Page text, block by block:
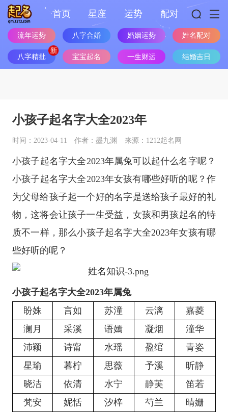
首页 星座 运势 配对
流年运势 八字合婚 婚姻运势 姓名配对
八字精批 宝宝起名 一生财运 结婚吉日
小孩子起名字大全2023年
时间：2023-04-11 作者：墨九渊 来源：1212起名网
小孩子起名字大全2023年属兔可以起什么名字呢？
小孩子起名字大全2023年女孩有哪些好听的呢？作
为父母给孩子起一个好的名字是送给孩子最好的礼
物，这将会让孩子一生受益，女孩和男孩起名的特
质不一样，那么小孩子起名字大全2023年女孩有哪
些好听的呢？
小孩子起名字大全2023年属兔
盼姝
言如 苏潼 云漓
嘉菱
澜月
采溪 语嫣 凝烟
潼华
沛颖
诗甯 水瑶 盈绾
青姿
星瑜
暮柠 思薇 予溪
昕静
晓洁
依清 水宁 静芙
笛若
梵安
妮恬 汐梓 芍兰
晴姗